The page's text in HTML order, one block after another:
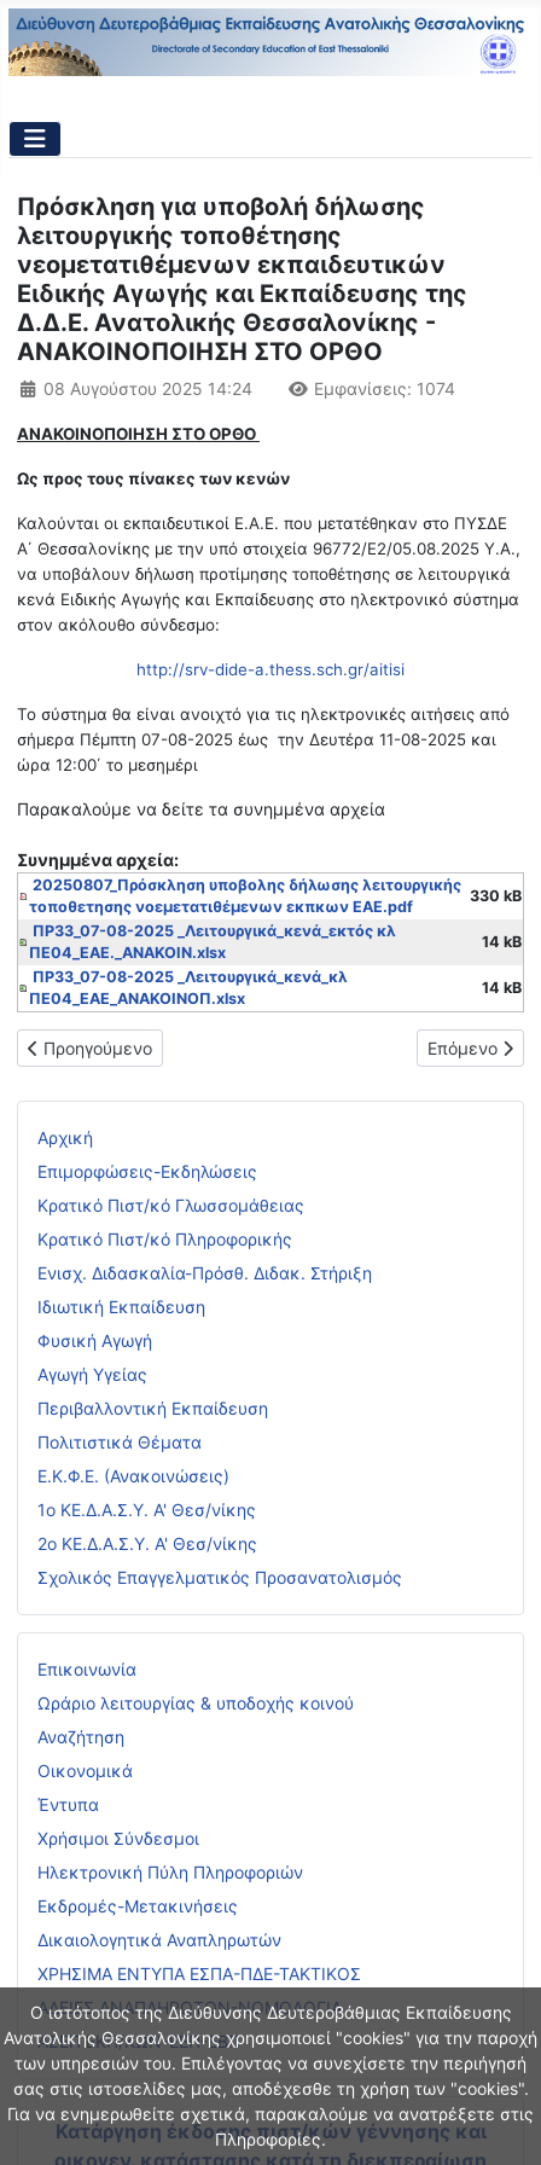
Ο ιστότοπος της Διεύθυνσης Δευτεροβάθμιας Εκπαίδευσης
Ανατολικής Θεσσαλονίκης χρησιμοποιεί "cookies" για την παροχή
των υπηρεσιών του. Επιλέγοντας να συνεχίσετε την περιήγησή
σας στις ιστοσελίδες μας, αποδέχεσθε τη χρήση των "cookies".
Για να ενημερωθείτε σχετικά, παρακαλούμε να ανατρέξετε στις
Πληροφορίες.
Αρχική
Επιμορφώσεις-Εκδηλώσεις
Κρατικό Πιστ/κό Γλωσσομάθειας
Κρατικό Πιστ/κό Πληροφορικής
Ενισχ. Διδασκαλία-Πρόσθ. Διδακ. Στήριξη
Ιδιωτική Εκπαίδευση
Φυσική Αγωγή
Αγωγή Υγείας
Περιβαλλοντική Εκπαίδευση
Πολιτιστικά Θέματα
Ε.Κ.Φ.Ε. (Ανακοινώσεις)
1ο ΚΕ.Δ.Α.Σ.Υ. Α' Θεσ/νίκης
2ο ΚΕ.Δ.Α.Σ.Υ. Α' Θεσ/νίκης
Σχολικός Επαγγελματικός Προσανατολισμός
Επικοινωνία
Ωράριο λειτουργίας & υποδοχής κοινού
Αναζήτηση
Οικονομικά
Έντυπα
Χρήσιμοι Σύνδεσμοι
Ηλεκτρονική Πύλη Πληροφοριών
Εκδρομές-Μετακινήσεις
Δικαιολογητικά Αναπληρωτών
ΧΡΗΣΙΜΑ ΕΝΤΥΠΑ ΕΣΠΑ-ΠΔΕ-ΤΑΚΤΙΚΟΣ
ΑΔΕΙΕΣ ΑΝΑΠΛΗΡΩΤΩΝ-ΝΟΜΟΛΟΓΙΑ
ΑΣΕΠ ΕΚΠ/ΚΩΝ-ΕΕΠ-ΕΒΠ
Κατάργηση έκδοσης πιστ/κών γέννησης και
οικογεν. κατάστασης κατά τη διεκπεραίωση
Πρόσκληση για υποβολή δήλωσης
λειτουργικής τοποθέτησης
νεομετατιθέμενων εκπαιδευτικών
Ειδικής Αγωγής και Εκπαίδευσης της
Δ.Δ.Ε. Ανατολικής Θεσσαλονίκης -
ΑΝΑΚΟΙΝΟΠΟΙΗΣΗ ΣΤΟ ΟΡΘΟ
Λεπτομέρειες
08 Αυγούστου 2025 14:24 Εμφανίσεις: 1074
ΑΝΑΚΟΙΝΟΠΟΙΗΣΗ ΣΤΟ ΟΡΘΟ
Ως προς τους πίνακες των κενών
Καλούνται οι εκπαιδευτικοί Ε.Α.Ε. που μετατέθηκαν στο ΠΥΣΔΕ
Α΄ Θεσσαλονίκης με την υπό στοιχεία 96772/Ε2/05.08.2025 Υ.Α.,
να υποβάλουν δήλωση προτίμησης τοποθέτησης σε λειτουργικά
κενά Ειδικής Αγωγής και Εκπαίδευσης στο ηλεκτρονικό σύστημα
στον ακόλουθο σύνδεσμο:
http://srv-dide-a.thess.sch.gr/aitisi
Το σύστημα θα είναι ανοιχτό για τις ηλεκτρονικές αιτήσεις από
σήμερα Πέμπτη 07-08-2025 έως την Δευτέρα 11-08-2025 και
ώρα 12:00΄ το μεσημέρι
Παρακαλούμε να δείτε τα συνημμένα αρχεία
Συνημμένα αρχεία:
20250807_Πρόσκληση υποβολης δήλωσης λειτουργικής
τοποθετησης νοεμετατιθέμενων εκπκων ΕΑΕ.pdf
330 kB
ΠΡ33_07-08-2025 _Λειτουργικά_κενά_εκτός κλ
ΠΕ04_ΕΑΕ._ΑΝΑΚΟΙΝ.xlsx
14 kB
ΠΡ33_07-08-2025 _Λειτουργικά_κενά_κλ
ΠΕ04_ΕΑΕ_ΑΝΑΚΟΙΝΟΠ.xlsx
14 kB
Προηγούμενο άρθρο: Πρόσκληση ενδιαφέροντος για
Προηγούμενο Επόμενο
Επόμενο